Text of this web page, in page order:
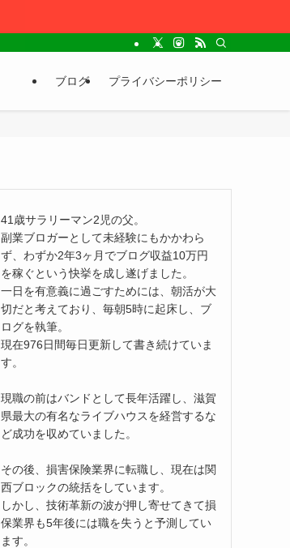
ブログ プライバシーポリシー
41歳サラリーマン2児の父。
副業ブロガーとして未経験にもかかわら
ず、わずか2年3ヶ月でブログ収益10万円
を稼ぐという快挙を成し遂げました。
一日を有意義に過ごすためには、朝活が大
切だと考えており、毎朝5時に起床し、ブ
ログを執筆。
現在976日間毎日更新して書き続けていま
す。
現職の前はバンドとして長年活躍し、滋賀
県最大の有名なライブハウスを経営するな
ど成功を収めていました。
その後、損害保険業界に転職し、現在は関
西ブロックの統括をしています。
しかし、技術革新の波が押し寄せてきて損
保業界も5年後には職を失うと予測してい
ます。